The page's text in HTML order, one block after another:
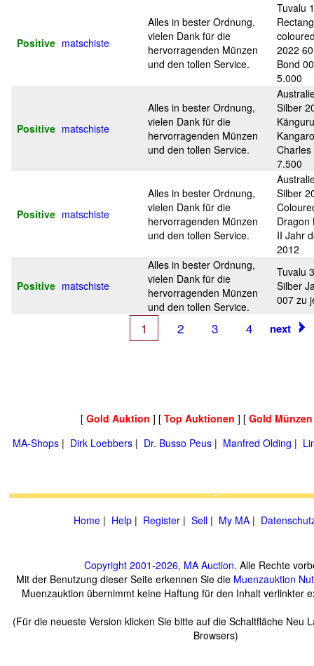
Positive matschiste
Alles in bester Ordnung,
vielen Dank für die
hervorragenden Münzen
und den tollen Service.
Tuvalu
2022
Bond
5.000
Positive matschiste
Alles in bester Ordnung,
vielen Dank für die
hervorragenden Münzen
und den tollen Service.
Silber
7.500
Positive matschiste
Alles in bester Ordnung,
vielen Dank für die
hervorragenden Münzen
und den tollen Service.
Silber
Dragon
II Jahr
2012
Positive matschiste
Alles in bester Ordnung,
vielen Dank für die
hervorragenden Münzen
und den tollen Service.
Tuvalu
Silber
007 zu
1 2 3 4 next
[ Gold Auktion ] [ Top Auktionen ] [ Gold
MA-Shops | Dirk Loebbers | Dr. Busso Peus | Manfred Olding |
Home | Help | Register | Sell | My MA |
Copyright 2001-2026, MA Auction. Alle Rechte
Mit der Benutzung dieser Seite erkennen Sie die Muenzauktion
Muenzauktion übernimmt keine Haftung für den Inhalt verlinkter
(Für die neueste Version klicken Sie bitte auf die Schaltfläche Neu
Browsers)